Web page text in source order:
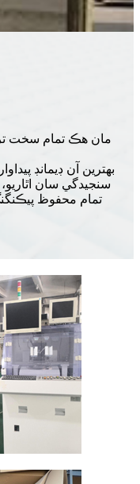
سنجيدگي سان
تمام محفوظ